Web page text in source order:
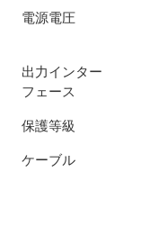
電源電圧
出力インター
フェース
保護等級
ケーブル